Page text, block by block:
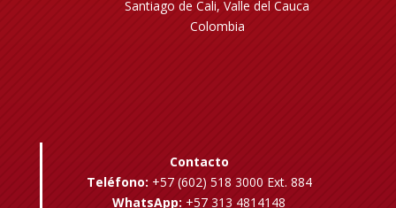
Santiago de Cali, Valle del Cauca
Colombia
Contacto
Teléfono: +57 (602) 518 3000 Ext. 884
WhatsApp: +57 313 4814148